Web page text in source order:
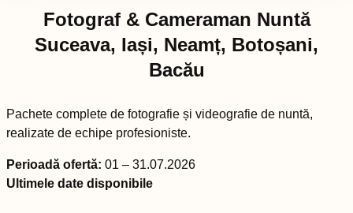
Fotograf & Cameraman Nuntă
Suceava, Iași, Neamț, Botoșani,
Bacău
Pachete complete de fotografie și videografie de nuntă,
realizate de echipe profesioniste.
Perioadă ofertă: 01 – 31.07.2026
Ultimele date disponibile